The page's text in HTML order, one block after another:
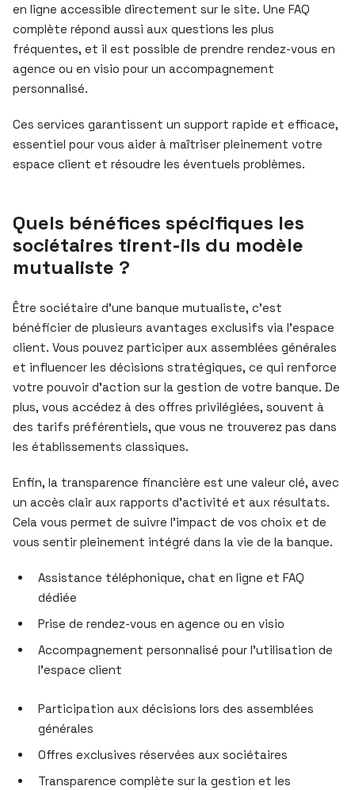
en ligne accessible directement sur le site. Une FAQ
complète répond aussi aux questions les plus
fréquentes, et il est possible de prendre rendez-vous en
agence ou en visio pour un accompagnement
personnalisé.
Ces services garantissent un support rapide et efficace,
essentiel pour vous aider à maîtriser pleinement votre
espace client et résoudre les éventuels problèmes.
Quels bénéfices spécifiques les
sociétaires tirent-ils du modèle
mutualiste ?
Être sociétaire d’une banque mutualiste, c’est
bénéficier de plusieurs avantages exclusifs via l’espace
client. Vous pouvez participer aux assemblées générales
et influencer les décisions stratégiques, ce qui renforce
votre pouvoir d’action sur la gestion de votre banque. De
plus, vous accédez à des offres privilégiées, souvent à
des tarifs préférentiels, que vous ne trouverez pas dans
les établissements classiques.
Enfin, la transparence financière est une valeur clé, avec
un accès clair aux rapports d’activité et aux résultats.
Cela vous permet de suivre l’impact de vos choix et de
vous sentir pleinement intégré dans la vie de la banque.
Assistance téléphonique, chat en ligne et FAQ
dédiée
Prise de rendez-vous en agence ou en visio
Accompagnement personnalisé pour l’utilisation de
l’espace client
Participation aux décisions lors des assemblées
générales
Offres exclusives réservées aux sociétaires
Transparence complète sur la gestion et les